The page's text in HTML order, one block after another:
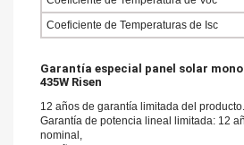
Coeficiente de Temperaturas de Isc
Garantía especial panel solar
435W Risen
12 años de garantía limitada del producto.
Garantía de potencia lineal limitada: 12
nominal,